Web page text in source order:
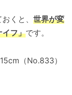
くと、 世界が変
イフ」です。
（No.833）